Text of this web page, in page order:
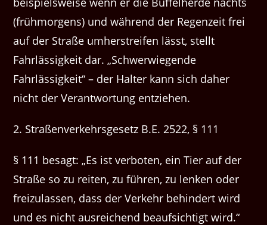
(frühmorgens) und während der Regenzeit frei
auf der Straße umherstreifen lässt, stellt
Fahrlässigkeit dar. „Schwerwiegende
Fahrlässigkeit“ – der Halter kann sich daher
nicht der Verantwortung entziehen.
2. Straßenverkehrsgesetz B.E. 2522, § 111
§ 111 besagt: „Es ist verboten, ein Tier auf der
Straße so zu reiten, zu führen, zu lenken oder
freizulassen, dass der Verkehr behindert wird
und es nicht ausreichend beaufsichtigt wird.“